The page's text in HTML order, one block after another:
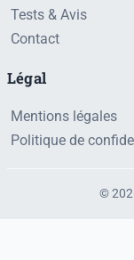
Tests & Avis
Contact
Légal
Mentions légales
Politique de
©